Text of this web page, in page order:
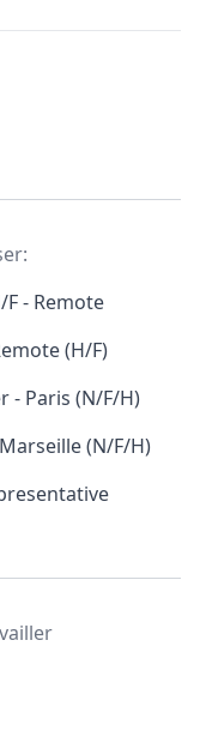
- Remote
(H/F)
- Paris (N/F/H)
(N/F/H)